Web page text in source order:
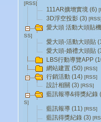
[RSS]
111AR擴增實境 (6)
3D浮空投影 (3) [RSS]
愛大頭 活動大頭貼
SS]
愛大頭-活動大頭貼
愛大頭-婚禮大頭貼
LBS行動導覽APP
網站建置 (50) [RSS]
行銷活動 (14) [RSS]
設計相關 (3) [RSS]
藍訊報導&得獎紀錄
S]
藍訊報導 (11) [RSS]
藍訊得獎紀錄 (3)